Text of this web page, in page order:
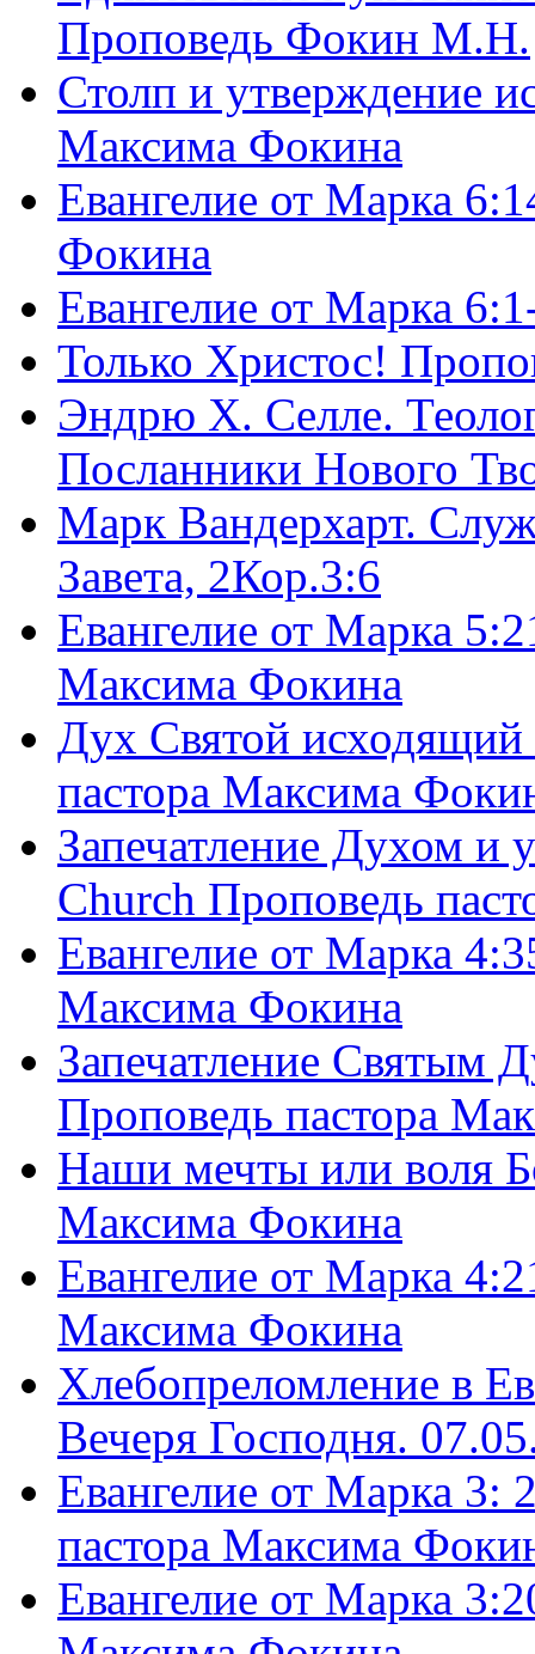
Проповедь Фокин М.Н.
Столп и утверждение
Максима Фокина
Евангелие от Марка
Фокина
Евангелие от Марка
Только Христос!
Эндрю Х. Селле.
Посланники Нового
Марк Вандерхарт.
Завета, 2Кор.3:6
Евангелие от Марка
Максима Фокина
Дух Святой
пастора Максима
Запечатление Духом и
Church Проповедь
Евангелие от Марка
Максима Фокина
Запечатление Святым
Проповедь пастора
Наши мечты или воля
Максима Фокина
Евангелие от Марка
Максима Фокина
Хлебопреломление в
Вечеря Господня.
Евангелие от Марка 3:
пастора Максима
Евангелие от Марка